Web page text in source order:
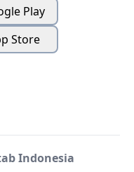
Play
Store
Indonesia